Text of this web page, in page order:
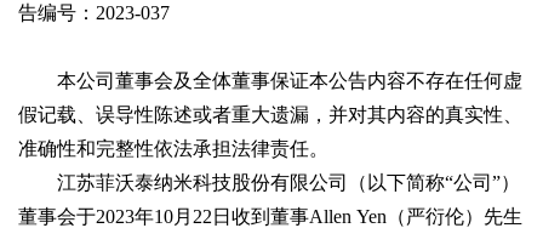
告编号：2023-037
本公司董事会及全体董事保证本公告内容不存在任何虚
假记载、误导性陈述或者重大遗漏，并对其内容的真实性、
准确性和完整性依法承担法律责任。
江苏菲沃泰纳米科技股份有限公司（以下简称“公司”）
董事会于2023年10月22日收到董事Allen Yen（严衍伦）先生